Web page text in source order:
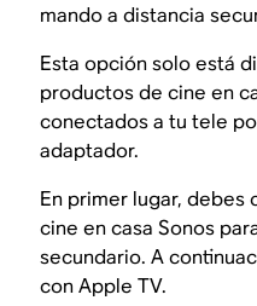
mando a distancia
Esta opción solo está
productos de cine en
conectados a tu tele
adaptador.
En primer lugar,
cine en casa Sonos
secundario. A
con Apple TV.